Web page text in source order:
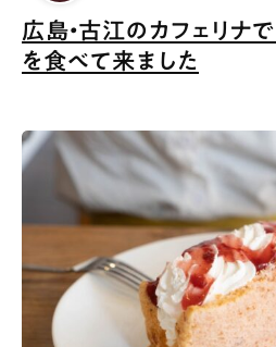
広島・古江のカフェリナ
を食べて来ました